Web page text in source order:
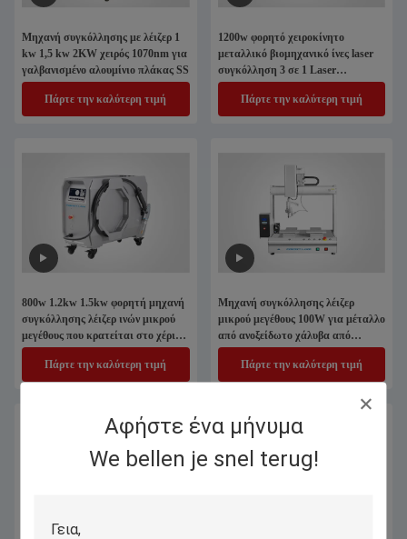
Αφήστε ένα μήνυμα
We bellen je snel terug!
Μηχανή συγκόλλησης με λέιζερ 1
kw 1,5 kw 2KW χειρός 1070nm για
γαλβανισμένο αλουμίνιο πλάκας SS
Πάρτε την καλύτερη τιμή
1200w φορητό χειροκίνητο
μεταλλικό βιομηχανικό ίνες laser
συγκόλληση 3 σε 1 Laser
συγκόλληση μηχανή καθαρισμού
κόψιμοΠάρτε την καλύτερη τιμή
800w 1.2kw 1.5kw φορητή μηχανή
συγκόλλησης λέιζερ ινών μικρού
μεγέθους που κρατείται στο χέρι
για μέταλλο ανοξείδωτο χάλυβα
χάλκινο αλουμίνιο
Πάρτε την καλύτερη τιμή
Μηχανή συγκόλλησης λέιζερ
μικρού μεγέθους 100W για μέταλλο
από ανοξείδωτο χάλυβα από
σίδηρο από χαλκό
Πάρτε την καλύτερη τιμή